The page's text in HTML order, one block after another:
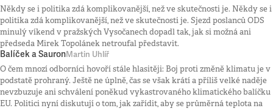
Někdy se i politika zdá komplikovanější, než ve skutečnosti je. Někdy se i
politika zdá komplikovanější, než ve skutečnosti je. Sjezd poslanců ODS
minulý víkend v pražských Vysočanech dopadl tak, jak si možná ani
předseda Mirek Topolánek netroufal představit.
Balíček a SauronMartin Uhlíř
O čem mnozí odborníci hovoří stále hlasitěji: Boj proti změně klimatu je v
podstatě prohraný. Ještě ne úplně, čas se však krátí a příliš velké naděje
nevzbuzuje ani schválení poněkud vykastrovaného klimatického balíčku
EU. Politici nyní diskutují o tom, jak zařídit, aby se průměrná teplota na